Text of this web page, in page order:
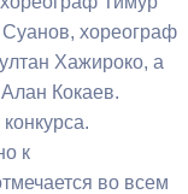
хореограф
Хажироко, а
Кокаев.
к
во всем